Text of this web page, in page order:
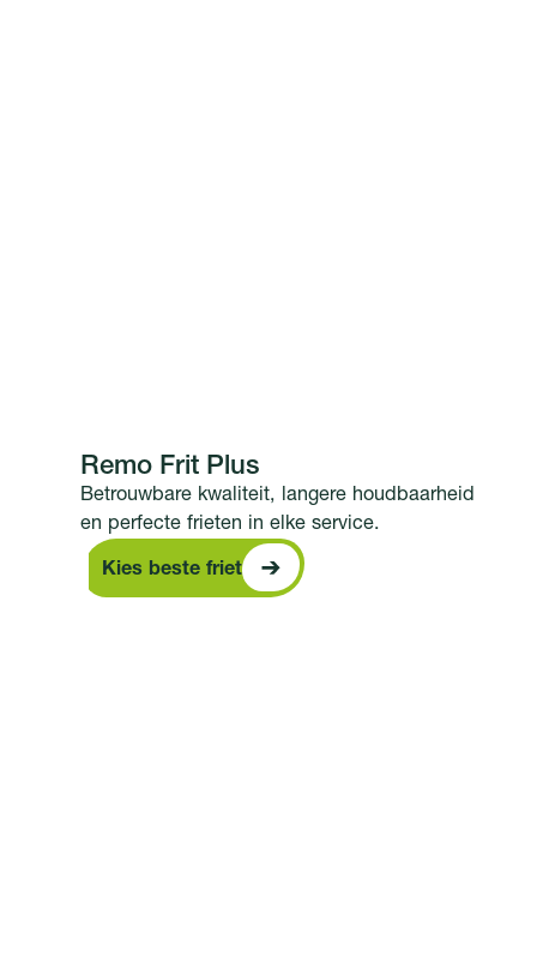
Remo Frit Plus
Betrouwbare kwaliteit, langere houdbaarheid
en perfecte frieten in elke service.
Kies beste friet
Kies beste friet